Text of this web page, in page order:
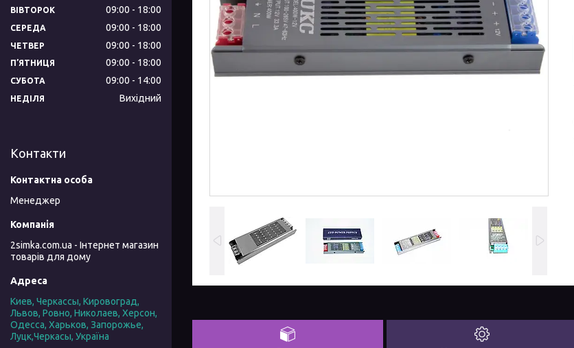
ВІВТОРОК 09:00 18:00
СЕРЕДА 09:00 18:00
ЧЕТВЕР 09:00 18:00
ПʼЯТНИЦЯ 09:00 18:00
СУБОТА 09:00 14:00
НЕДІЛЯ Вихідний
Контакти
Менеджер
2simka.com.ua - Інтернет магазин
товарів для дому
Киев, Черкассы, Кировоград,
Львов, Ровно, Николаев, Херсон,
Одесса, Харьков, Запорожье,
Луцк,Черкасы, Україна